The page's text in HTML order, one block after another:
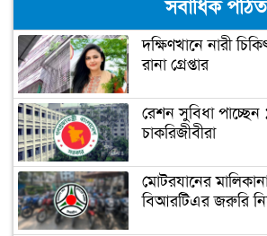
সদস্য আটক
নারায়ণগঞ্জে গুদাম
নারায়ণগঞ্জ
কানাডা প্রবাসী
সর্বাধিক পঠিত
দক্ষিণখানে নারী
রানা গ্রেপ্তার
রেশন সুবিধা
চাকরিজীবীরা
মোটরযানের
বিআরটিএর জরুরি